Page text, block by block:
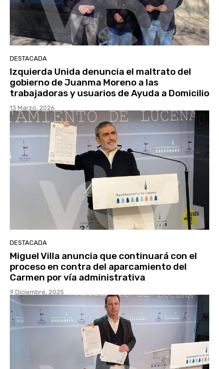
DESTACADA
Izquierda Unida denuncia el maltrato del
gobierno de Juanma Moreno a las
trabajadoras y usuarios de Ayuda a Domicilio
13 Marzo, 2026
DESTACADA
Miguel Villa anuncia que continuará con el
proceso en contra del aparcamiento del
Carmen por vía administrativa
9 Diciembre, 2025